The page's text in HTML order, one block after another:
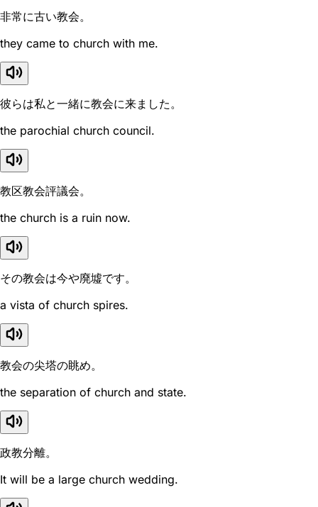
非常に古い教会。
they came to church with me.
彼らは私と一緒に教会に来ました。
the parochial church council.
教区教会評議会。
the church is a ruin now.
その教会は今や廃墟です。
a vista of church spires.
教会の尖塔の眺め。
the separation of church and state.
政教分離。
It will be a large church wedding.